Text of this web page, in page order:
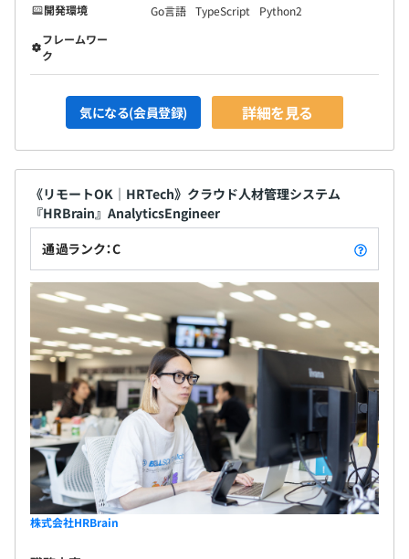
開発環境
Go言語 TypeScript
Python2
フレームワー
ク
気になる(会員登録) 詳細を見る
《リモートOK｜HRTech》クラウド人材管理システム
『HRBrain』AnalyticsEngineer
通過ランク：C
株式会社HRBrain